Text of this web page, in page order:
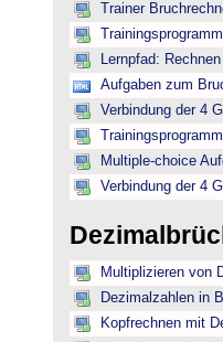
Trainer
Lernpfad:
Aufgaben zum
Verbindung der 4
Multiple-choice
Verbindung der 4
Multiplizieren von
Dezimalzahlen in
Kopfrechnen mit